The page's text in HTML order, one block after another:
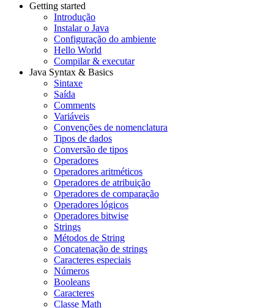
Getting started
Introdução
Instalar o Java
Configuração do ambiente
Hello World
Compilar & executar
Java Syntax & Basics
Sintaxe
Saída
Comments
Variáveis
Convenções de nomenclatura
Tipos de dados
Conversão de tipos
Operadores
Operadores aritméticos
Operadores de atribuição
Operadores de comparação
Operadores lógicos
Operadores bitwise
Strings
Métodos de String
Concatenação de strings
Caracteres especiais
Números
Booleans
Caracteres
Classe Math